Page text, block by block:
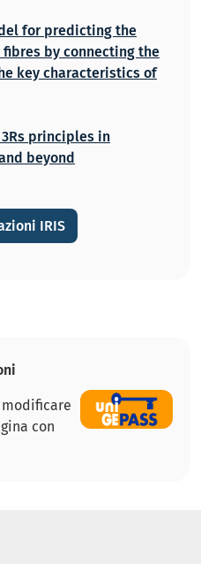
for predicting the
by connecting the
key characteristics of
principles in
beyond
IRIS
modificare
con